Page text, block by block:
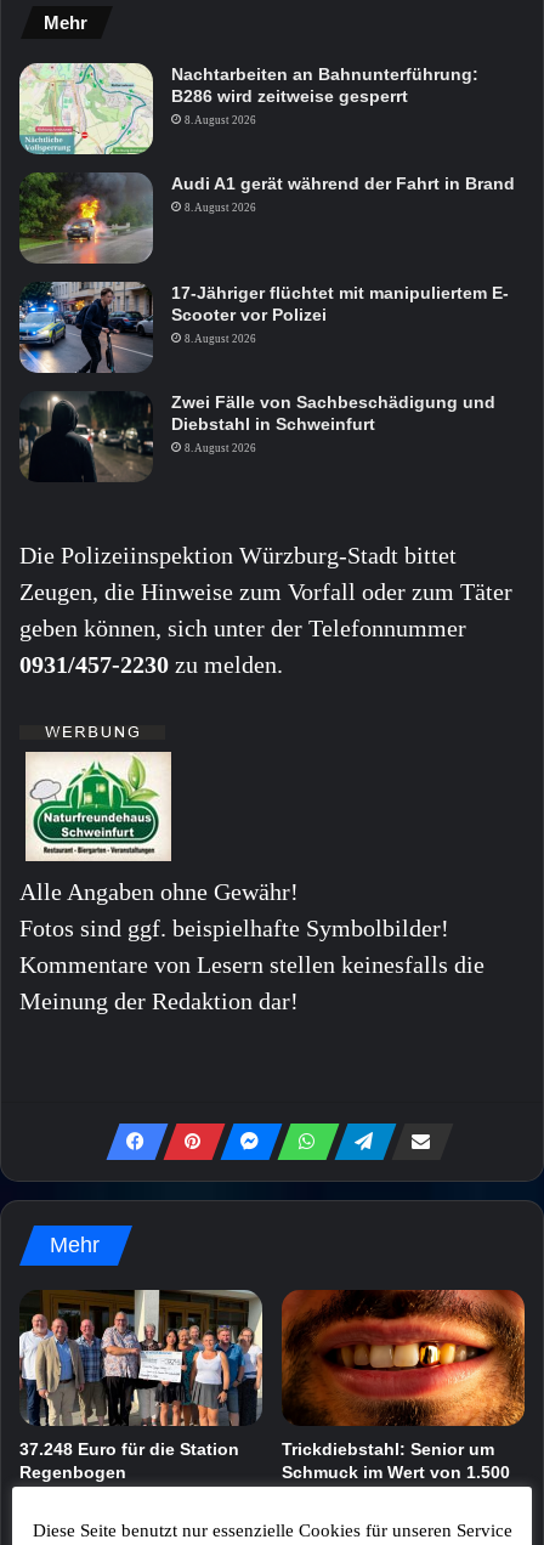
Mehr
Nachtarbeiten an Bahnunterführung:
B286 wird zeitweise gesperrt
8. August 2026
Audi A1 gerät während der Fahrt in Brand
8. August 2026
17-Jähriger flüchtet mit manipuliertem E-
Scooter vor Polizei
8. August 2026
Zwei Fälle von Sachbeschädigung und
Diebstahl in Schweinfurt
8. August 2026
Die Polizeiinspektion Würzburg-Stadt bittet
Zeugen, die Hinweise zum Vorfall oder zum Täter
geben können, sich unter der Telefonnummer
0931/457-2230 zu melden.
Alle Angaben ohne Gewähr!
Fotos sind ggf. beispielhafte Symbolbilder!
Kommentare von Lesern stellen keinesfalls die
Meinung der Redaktion dar!
Mehr
37.248 Euro für die Station
Regenbogen
Trickdiebstahl: Senior um
Schmuck im Wert von 1.500
8. August 2026
Diese Seite benutzt nur essenzielle Cookies für unseren Service